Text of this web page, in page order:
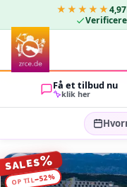
★★★★★4,97
Få et tilbud nu
klik her
Vælg
GÆSTER
SALES%
OP TIL−52%